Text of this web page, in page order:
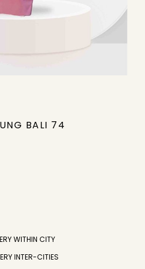
BALI 74
WITHIN CITY
INTER-CITIES